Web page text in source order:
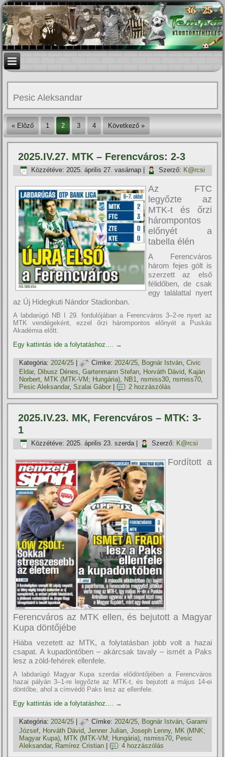
Pesic Aleksandar
« Előző 1 2 3 4 Következő »
2025.IV.27. MTK – Ferencváros: 2-3
Közzétéve: 2025. április 27. vasárnap Szerző: K@rcsi
Az FTC
legyőzte az
MTK-t és őrzi
hárompontos
előnyét a
tabella élén
A Ferencváros
három fejes gólt is
szerzett az első
félidőben, de csak
egy találattal nyert
az Új Hidegkuti Nándor Stadionban.
A labdarúgó NB I 29. fordulójában a Ferencváros 3–2-re nyert az
MTK vendégeként, ezzel őrzi hárompontos előnyét a Puskás
Akadémia előtt.
Egy kattintás ide a folytatáshoz.... →
Kategória: 2024/25 | Címke: 2024/25, Bognár István,Civic
Eldar, Dibusz Dénes,Gartenmann Stefan, Horváth Dávid, Kaján
Norbert, MTK (MTK-VM; Hungária), NB1, nsmiss30, nsmiss70,
Pesic Aleksandar,Szalai Gábor 2 hozzászólás
2025.IV.23. MK, Ferencváros – MTK: 3-
1
Közzétéve: 2025. április 23. szerda| Szerző: K@rcsi
Fordított a
Ferencváros az MTK ellen, és bejutott a Magyar
Kupa döntőjébe
Hiába vezetett az MTK, a folytatásban jobb volt a hazai
csapat. A kupadöntőben – akárcsak tavaly – ismét a Paks
lesz a zöld-fehérek ellenfele.
A labdarúgó Magyar Kupa szerdai elődöntőjében a Ferencváros
hazai pályán 3–1-re legyőzte az MTK-t, és bejutott a május 14-ei
döntőbe, ahol a címvédő Paks lesz az ellenfele.
Egy kattintás ide a folytatáshoz....
→
Kategória: 2024/25 | Címke: 2024/25, Bognár István,Garami
József
Horváth Dávid ,Jenner Julian ,Joseph Lenny, MK (MNK;
Magyar Kupa)
MTK (MTK-VM; Hungária) nsmiss70
Pesic
Aleksandar, Ramí­rez Cristian 4 hozzászólás